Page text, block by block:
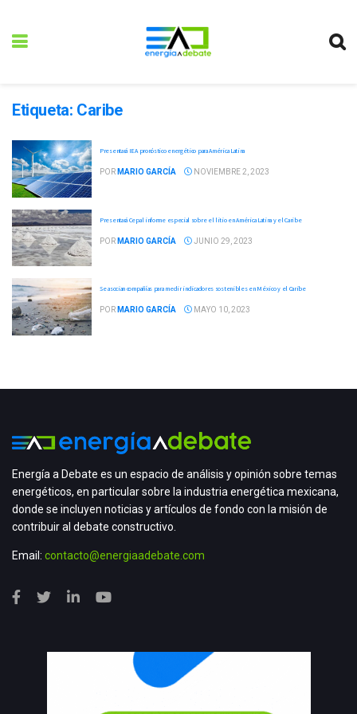
Etiqueta: Caribe
Presentará IEA pronóstico energético para América Latina
POR MARIO GARCÍA NOVIEMBRE 2, 2023
Presentará Cepal informe especial sobre el litio en América Latina y el Caribe
POR MARIO GARCÍA JUNIO 29, 2023
Se asocian compañías para medir indicadores sostenibles en México y el Caribe
POR MARIO GARCÍA MAYO 10, 2023
Energía a Debate es un espacio de análisis y opinión sobre temas
energéticos, en particular sobre la industria energética mexicana,
donde se incluyen noticias y artículos de fondo con la misión de
contribuir al debate constructivo.
Email: contacto@energiaadebate.com